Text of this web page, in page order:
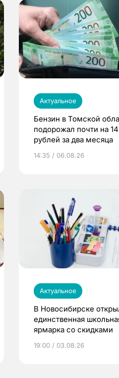
Актуальное
Бензин в Томской
подорожал почти на 14
рублей за два месяца
14:35 / 06.08.26
Актуальное
В Новосибирске
единственная
ярмарка со скидками
19:00 / 03.08.26